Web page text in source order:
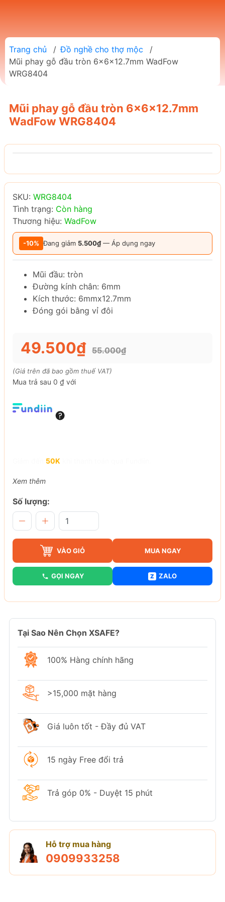
Trang chủ / Đồ nghề cho thợ mộc
/
Mũi phay gỗ đầu tròn 6x6x12.7mm WadFow
WRG8404
Mũi phay gỗ đầu tròn 6x6x12.7mm
WadFow WRG8404
SKU: WRG8404
Tình trạng: Còn hàng
Thương hiệu: WadFow
-10% Đang giảm 5.500₫— Áp dụng ngay
Mũi đầu: tròn
Đường kính chân: 6mm
Kích thước: 6mmx12.7mm
Đóng gói bằng vỉ đôi
49.500₫ 55.000₫
(Giá trên đã bao gồm thuế VAT)
Mua trả sau 0 ₫ với
50K
Xem thêm
Số lượng:
VÀO GIỎ MUA NGAY
GỌI NGAY Z ZALO
Tại Sao Nên Chọn XSAFE?
100% Hàng chính hãng
>15,000 mặt hàng
Giá luôn tốt - Đầy đủ VAT
15 ngày Free đổi trả
Trả góp 0% - Duyệt 15 phút
Hỗ trợ mua hàng
0909933258